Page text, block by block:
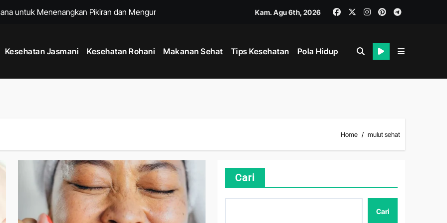
untuk Menenangkan Pikiran dan Mengurangi Stres Harian
dengan Kebiasaan Sederhana yang Bisa Dilakukan Setiap Hari
Badan Lebih Ideal Tanpa Diet yang Terlalu Ketat
Gadget Modern agar Penglihatan Tetap Nyaman Setiap Hari
Mindful Living Modern, Cara Praktis Menjaga Kesehatan Fisik dan Mental
Menjaga Kesehatan Jantung dan Kebugaran Tubuh
Kam. Agu 6th, 2026
Kesehatan Jasmani Kesehatan Rohani Makanan Sehat Tips Kesehatan Pola Hidup
Home mulut sehat
Cari
Cari